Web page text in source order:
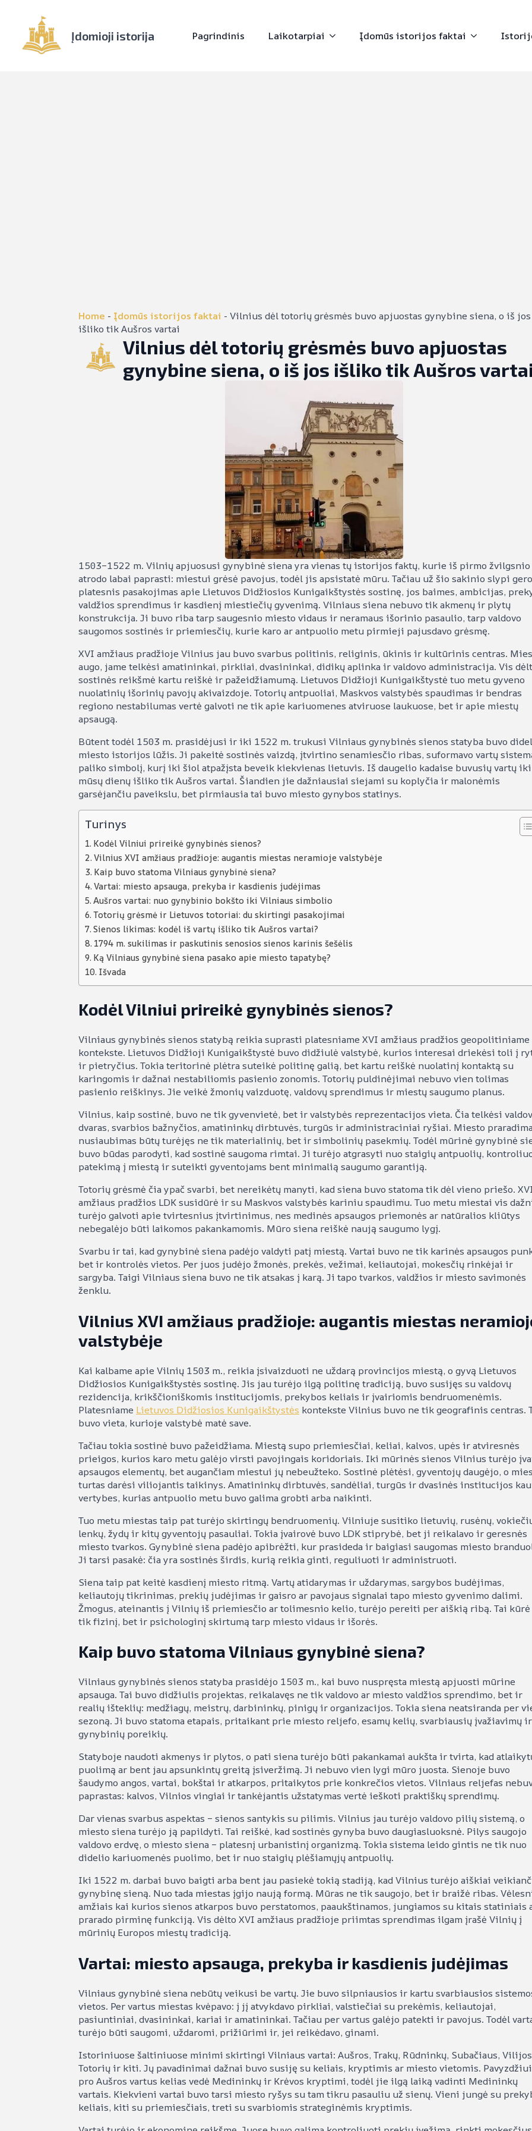
Įdomioji istorija Pagrindinis Laikotarpiai Įdomūs istorijos faktai
Home - Įdomūs istorijos faktai - Vilnius dėl totorių grėsmės buvo apjuostas gynybine siena, o iš jos
išliko tik Aušros vartai
Vilnius dėl totorių grėsmės buvo apjuostas
gynybine siena, o iš jos išliko tik Aušros vartai
1503–1522 m. Vilnių apjuosusi gynybinė siena yra vienas tų istorijos faktų, kurie iš pirmo žvilgsnio
atrodo labai paprasti: miestui grėsė pavojus, todėl jis apsistatė mūru. Tačiau už šio sakinio slypi
platesnis pasakojimas apie Lietuvos Didžiosios Kunigaikštystės sostinę, jos baimes, ambicijas,
valdžios sprendimus ir kasdienį miestiečių gyvenimą. Vilniaus siena nebuvo tik akmenų ir plytų
konstrukcija. Ji buvo riba tarp saugesnio miesto vidaus ir neramaus išorinio pasaulio, tarp valdovo
saugomos sostinės ir priemiesčių, kurie karo ar antpuolio metu pirmieji pajusdavo grėsmę.
XVI amžiaus pradžioje Vilnius jau buvo svarbus politinis, religinis, ūkinis ir kultūrinis centras.
augo, jame telkėsi amatininkai, pirkliai, dvasininkai, didikų aplinka ir valdovo administracija. Vis
sostinės reikšmė kartu reiškė ir pažeidžiamumą. Lietuvos Didžioji Kunigaikštystė tuo metu gyveno
nuolatinių išorinių pavojų akivaizdoje. Totorių antpuoliai, Maskvos valstybės spaudimas ir bendras
regiono nestabilumas vertė galvoti ne tik apie kariuomenes atviruose laukuose, bet ir apie miestų
apsaugą.
Būtent todėl 1503 m. prasidėjusi ir iki 1522 m. trukusi Vilniaus gynybinės sienos statyba buvo
miesto istorijos lūžis. Ji pakeitė sostinės vaizdą, įtvirtino senamiesčio ribas, suformavo vartų
paliko simbolį, kurį iki šiol atpažįsta beveik kiekvienas lietuvis. Iš daugelio kadaise buvusių vartų iki
mūsų dienų išliko tik Aušros vartai. Šiandien jie dažniausiai siejami su koplyčia ir malonėmis
garsėjančiu paveikslu, bet pirmiausia tai buvo miesto gynybos statinys.
Turinys
Kodėl Vilniui prireikė gynybinės sienos?
Vilnius XVI amžiaus pradžioje: augantis miestas neramioje valstybėje
Kaip buvo statoma Vilniaus gynybinė siena?
Vartai: miesto apsauga, prekyba ir kasdienis judėjimas
Aušros vartai: nuo gynybinio bokšto iki Vilniaus simbolio
Totorių grėsmė ir Lietuvos totoriai: du skirtingi pasakojimai
Sienos likimas: kodėl iš vartų išliko tik Aušros vartai?
1794 m. sukilimas ir paskutinis senosios sienos karinis šešėlis
Ką Vilniaus gynybinė siena pasako apie miesto tapatybę?
Išvada
Kodėl Vilniui prireikė gynybinės sienos?
Vilniaus gynybinės sienos statybą reikia suprasti platesniame XVI amžiaus pradžios geopolitiniame
kontekste. Lietuvos Didžioji Kunigaikštystė buvo didžiulė valstybė, kurios interesai driekėsi toli į
ir pietryčius. Tokia teritorinė plėtra suteikė politinę galią, bet kartu reiškė nuolatinį kontaktą su
karingomis ir dažnai nestabiliomis pasienio zonomis. Totorių puldinėjimai nebuvo vien tolimas
pasienio reiškinys. Jie veikė žmonių vaizduotę, valdovų sprendimus ir miestų saugumo planus.
Vilnius, kaip sostinė, buvo ne tik gyvenvietė, bet ir valstybės reprezentacijos vieta. Čia telkėsi
dvaras, svarbios bažnyčios, amatininkų dirbtuvės, turgūs ir administraciniai ryšiai. Miesto
nusiaubimas būtų turėjęs ne tik materialinių, bet ir simbolinių pasekmių. Todėl mūrinė gynybinė
buvo būdas parodyti, kad sostinė saugoma rimtai. Ji turėjo atgrasyti nuo staigių antpuolių,
patekimą į miestą ir suteikti gyventojams bent minimalią saugumo garantiją.
Totorių grėsmė čia ypač svarbi, bet nereikėtų manyti, kad siena buvo statoma tik dėl vieno priešo.
amžiaus pradžios LDK susidūrė ir su Maskvos valstybės kariniu spaudimu. Tuo metu miestai vis
turėjo galvoti apie tvirtesnius įtvirtinimus, nes medinės apsaugos priemonės ar natūralios kliūtys
nebegalėjo būti laikomos pakankamomis. Mūro siena reiškė naują saugumo lygį.
Svarbu ir tai, kad gynybinė siena padėjo valdyti patį miestą. Vartai buvo ne tik karinės apsaugos
bet ir kontrolės vietos. Per juos judėjo žmonės, prekės, vežimai, keliautojai, mokesčių rinkėjai ir
sargyba. Taigi Vilniaus siena buvo ne tik atsakas į karą. Ji tapo tvarkos, valdžios ir miesto savimonės
ženklu.
Vilnius XVI amžiaus pradžioje: augantis miestas
valstybėje
Kai kalbame apie Vilnių 1503 m., reikia įsivaizduoti ne uždarą provincijos miestą, o gyvą Lietuvos
Didžiosios Kunigaikštystės sostinę. Jis jau turėjo ilgą politinę tradiciją, buvo susijęs su valdovų
rezidencija, krikščioniškomis institucijomis, prekybos keliais ir įvairiomis bendruomenėmis.
Platesniame Lietuvos Didžiosios Kunigaikštystės kontekste Vilnius buvo ne tik geografinis centras.
buvo vieta, kurioje valstybė matė save.
Tačiau tokia sostinė buvo pažeidžiama. Miestą supo priemiesčiai, keliai, kalvos, upės ir atviresnės
prieigos, kurios karo metu galėjo virsti pavojingais koridoriais. Iki mūrinės sienos Vilnius turėjo
apsaugos elementų, bet augančiam miestui jų nebeužteko. Sostinė plėtėsi, gyventojų daugėjo, o
turtas darėsi viliojantis taikinys. Amatininkų dirbtuvės, sandėliai, turgūs ir dvasinės institucijos
vertybes, kurias antpuolio metu buvo galima grobti arba naikinti.
Tuo metu miestas taip pat turėjo skirtingų bendruomenių. Vilniuje susitiko lietuvių, rusėnų,
lenkų, žydų ir kitų gyventojų pasauliai. Tokia įvairovė buvo LDK stiprybė, bet ji reikalavo ir geresnės
miesto tvarkos. Gynybinė siena padėjo apibrėžti, kur prasideda ir baigiasi saugomas miesto
Ji tarsi pasakė: čia yra sostinės širdis, kurią reikia ginti, reguliuoti ir administruoti.
Siena taip pat keitė kasdienį miesto ritmą. Vartų atidarymas ir uždarymas, sargybos budėjimas,
keliautojų tikrinimas, prekių judėjimas ir gaisro ar pavojaus signalai tapo miesto gyvenimo dalimi.
Žmogus, ateinantis į Vilnių iš priemiesčio ar tolimesnio kelio, turėjo pereiti per aiškią ribą. Tai kūrė
tik fizinį, bet ir psichologinį skirtumą tarp miesto vidaus ir išorės.
Kaip buvo statoma Vilniaus gynybinė siena?
Vilniaus gynybinės sienos statyba prasidėjo 1503 m., kai buvo nuspręsta miestą apjuosti mūrine
apsauga. Tai buvo didžiulis projektas, reikalavęs ne tik valdovo ar miesto valdžios sprendimo, bet ir
realių išteklių: medžiagų, meistrų, darbininkų, pinigų ir organizacijos. Tokia siena neatsiranda per
sezoną. Ji buvo statoma etapais, pritaikant prie miesto reljefo, esamų kelių, svarbiausių įvažiavimų ir
gynybinių poreikių.
Statyboje naudoti akmenys ir plytos, o pati siena turėjo būti pakankamai aukšta ir tvirta, kad
puolimą ar bent jau apsunkintų greitą įsiveržimą. Ji nebuvo vien lygi mūro juosta. Sienoje buvo
šaudymo angos, vartai, bokštai ir atkarpos, pritaikytos prie konkrečios vietos. Vilniaus reljefas
paprastas: kalvos, Vilnios vingiai ir tankėjantis užstatymas vertė ieškoti praktiškų sprendimų.
Dar vienas svarbus aspektas – sienos santykis su pilimis. Vilnius jau turėjo valdovo pilių sistemą, o
miesto siena turėjo ją papildyti. Tai reiškė, kad sostinės gynyba buvo daugiasluoksnė. Pilys saugojo
valdovo erdvę, o miesto siena – platesnį urbanistinį organizmą. Tokia sistema leido gintis ne tik nuo
didelio kariuomenės puolimo, bet ir nuo staigių plėšiamųjų antpuolių.
Iki 1522 m. darbai buvo baigti arba bent jau pasiekė tokią stadiją, kad Vilnius turėjo aiškiai
gynybinę sieną. Nuo tada miestas įgijo naują formą. Mūras ne tik saugojo, bet ir braižė ribas.
amžiais kai kurios sienos atkarpos buvo perstatomos, paaukštinamos, jungiamos su kitais statiniais
prarado pirminę funkciją. Vis dėlto XVI amžiaus pradžioje priimtas sprendimas ilgam įrašė Vilnių į
mūrinių Europos miestų tradiciją.
Vartai: miesto apsauga, prekyba ir kasdienis judėjimas
Vilniaus gynybinė siena nebūtų veikusi be vartų. Jie buvo silpniausios ir kartu svarbiausios
vietos. Per vartus miestas kvėpavo: į jį atvykdavo pirkliai, valstiečiai su prekėmis, keliautojai,
pasiuntiniai, dvasininkai, kariai ir amatininkai. Tačiau per vartus galėjo patekti ir pavojus. Todėl
turėjo būti saugomi, uždaromi, prižiūrimi ir, jei reikėdavo, ginami.
Istoriniuose šaltiniuose minimi skirtingi Vilniaus vartai: Aušros, Trakų, Rūdninkų, Subačiaus,
Totorių ir kiti. Jų pavadinimai dažnai buvo susiję su keliais, kryptimis ar miesto vietomis.
pro Aušros vartus kelias vedė Medininkų ir Krėvos kryptimi, todėl jie ilgą laiką vadinti Medininkų
vartais. Kiekvieni vartai buvo tarsi miesto ryšys su tam tikru pasauliu už sienų. Vieni jungė su
keliais, kiti su priemiesčiais, treti su svarbiomis strateginėmis kryptimis.